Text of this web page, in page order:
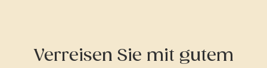
Verreisen Sie mit gutem